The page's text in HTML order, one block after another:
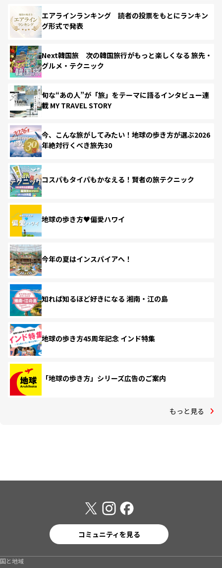
エアラインランキング 読者の投票をもとにランキン
グ形式で発表
Next韓国旅 次の韓国旅行がもっと楽しくなる 旅先・
グルメ・テクニック
旬な“あの人”が「旅」をテーマに語るインタビュー連
載 MY TRAVEL STORY
今、こんな旅がしてみたい！地球の歩き方が選ぶ2026
年絶対行くべき旅先30
コスパもタイパもかなえる！賢者の旅テクニック
地球の歩き方♥偏愛ハワイ
今年の夏はインスパイアへ！
知れば知るほど好きになる 湘南・江の島
地球の歩き方45周年記念 インド特集
「地球の歩き方」シリーズ広告のご案内
もっと見る
コミュニティを見る
国と地域